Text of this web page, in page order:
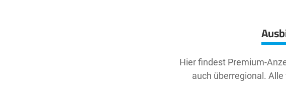
Hier findest Premium-
auch überregional.